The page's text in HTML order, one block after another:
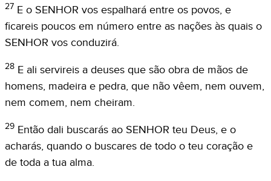
27 E o SENHOR vos espalhará entre os povos, e
ficareis poucos em número entre as nações às quais o
SENHOR vos conduzirá.
28 E ali servireis a deuses que são obra de mãos de
homens, madeira e pedra, que não vêem, nem ouvem,
nem comem, nem cheiram.
29 Então dali buscarás ao SENHOR teu Deus, e o
acharás, quando o buscares de todo o teu coração e
de toda a tua alma.